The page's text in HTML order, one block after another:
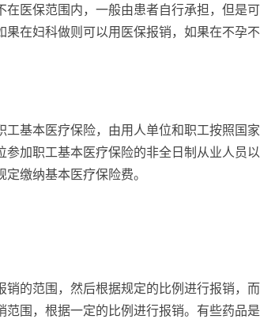
医保范围内，一般由患者自行承担，但是
在妇科做则可以用医保报销，如果在不孕
工基本医疗保险，由用人单位和职工按照国
加职工基本医疗保险的非全日制从业人员
缴纳基本医疗保险费。
的范围，然后根据规定的比例进行报销，
围，根据一定的比例进行报销。有些药品